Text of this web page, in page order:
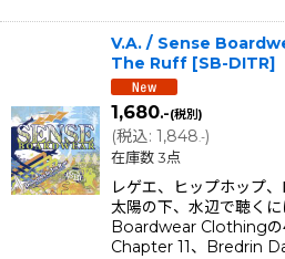
V.A. / Sense
The Ruff [SB-DITR]
1,680.-(税別)
(税込: 1,848.-)
在庫数 3点
レゲエ、ヒップホップ、
太陽の下、水辺で聴く
Boardwear Clothingの
Chapter 11、Bredrin